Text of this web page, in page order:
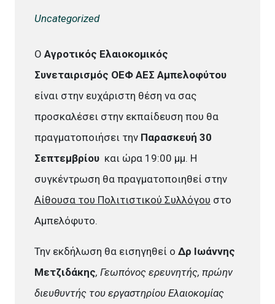
Uncategorized
Ο Αγροτικός Ελαιοκομικός
Συνεταιρισμός ΟΕΦ ΑΕΣ Αμπελοφύτου
είναι στην ευχάριστη θέση να σας
προσκαλέσει στην εκπαίδευση που θα
πραγματοποιήσει την Παρασκευή 30
Σεπτεμβρίου και ώρα 19:00 μμ. Η
συγκέντρωση θα πραγματοποιηθεί στην
Αίθουσα του Πολιτιστικού Συλλόγου στο
Αμπελόφυτο.
Την εκδήλωση θα εισηγηθεί ο Δρ Ιωάννης
Μετζιδάκης, Γεωπόνος ερευνητής, πρώην
διευθυντής του εργαστηρίου Ελαιοκομίας